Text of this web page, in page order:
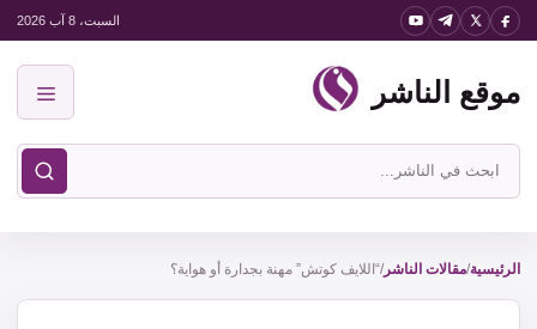
انتقل
المحتوى
السبت، 8 آب 2026
موقع الناشر
ابحث
في
الناشر
الرئيسية/مقالات الناشر/“اللايف كوتش” مهنة بجدارة أو هواية؟